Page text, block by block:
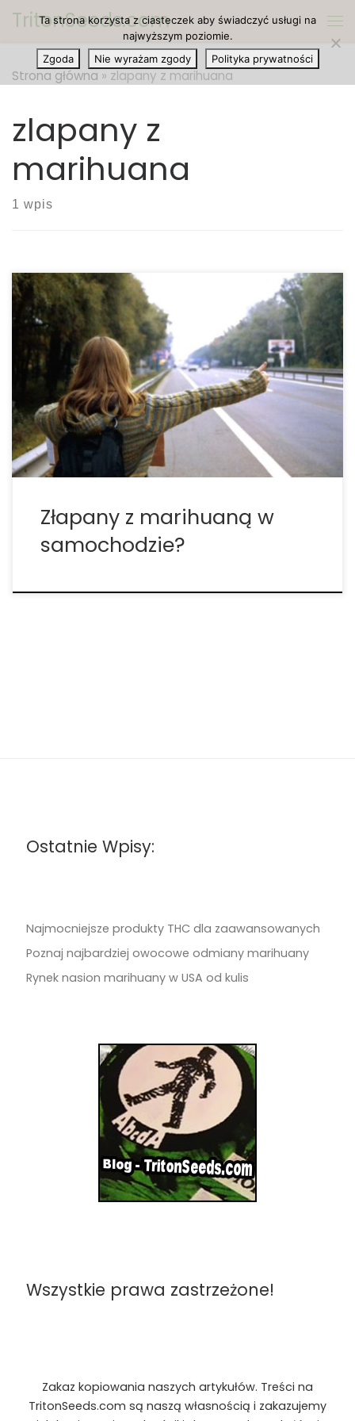
Przejdź do treści
TritonSeeds.com
Strona główna » zlapany z marihuana
zlapany z
marihuana
1 wpis
Co zrobić, gdy zostaniesz złapany z marihuaną w
samochodzie? Najlepszym sposobem na uniknięcie
tego jest pamiętanie o kilku rzeczach: • jedź z
zachowaniem bezpiecznej prędkości, przestrzegaj
wszystkich zasad ruchu drogowego • bądź dobrym
sąsiadem, unikaj nadmiernie hałaśliwych zachowań
i zbyt […]
Złapany z marihuaną w
samochodzie?
Ostatnie Wpisy:
Najmocniejsze produkty THC dla zaawansowanych
Poznaj najbardziej owocowe odmiany marihuany
Rynek nasion marihuany w USA od kulis
Wszystkie prawa zastrzeżone!
Zakaz kopiowania naszych artykułów. Treści na
TritonSeeds.com są naszą własnością i zakazujemy
Ta strona korzysta z ciasteczek aby świadczyć usługi na
najwyższym poziomie.
Zgoda
Nie wyrażam zgody Polityka prywatności